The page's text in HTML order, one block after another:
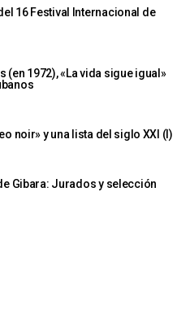
16 Festival Internacional de
(en 1972), «La vida sigue igual»
noir» y una lista del siglo XXI (I)
Gibara: Jurados y selección